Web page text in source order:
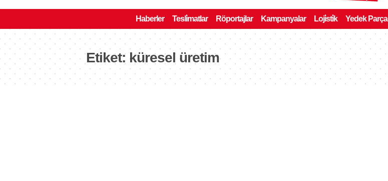
Haberler Tesli̇matlar Röportajlar Kampanyalar Loji̇sti̇k Yedek Parça
Etiket: küresel üretim